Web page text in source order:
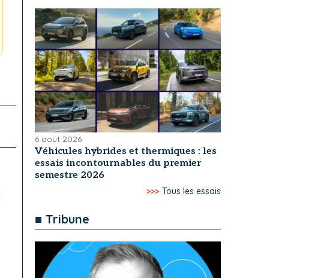
6 août 2026
Véhicules hybrides et thermiques : les
essais incontournables du premier
semestre 2026
>>> Tous les essais
■ Tribune